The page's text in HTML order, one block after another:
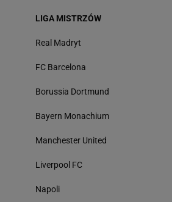
LIGA MISTRZÓW
Real Madryt
FC Barcelona
Borussia Dortmund
Bayern Monachium
Manchester United
Liverpool FC
Napoli